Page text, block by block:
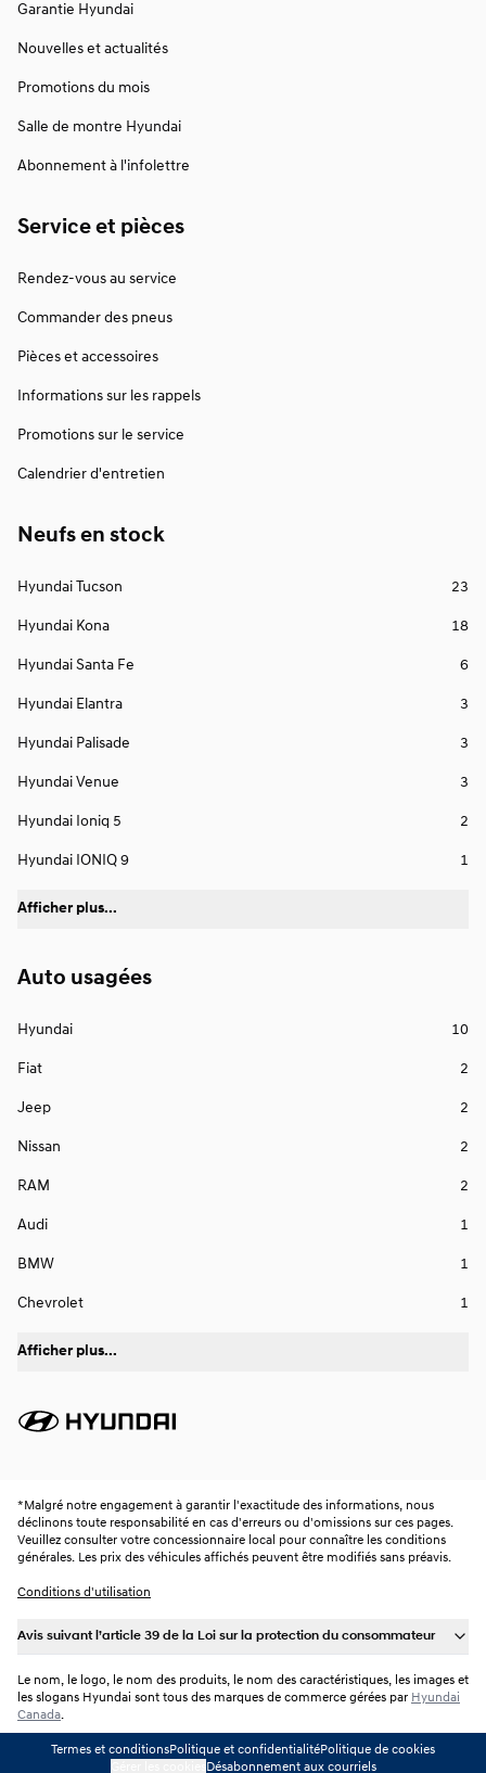
Garantie Hyundai
Nouvelles et actualités
Promotions du mois
Salle de montre Hyundai
Abonnement à l'infolettre
Service et pièces
Rendez-vous au service
Commander des pneus
Pièces et accessoires
Informations sur les rappels
Promotions sur le service
Calendrier d'entretien
Neufs en stock
Hyundai Tucson 23
Hyundai Kona 18
Hyundai Santa Fe 6
Hyundai Elantra 3
Hyundai Palisade 3
Hyundai Venue 3
Hyundai Ioniq 5 2
Hyundai IONIQ 9 1
Afficher plus...
Auto usagées
Hyundai 10
Fiat 2
Jeep 2
Nissan 2
RAM 2
Audi 1
BMW 1
Chevrolet 1
Afficher plus...
* Malgré notre engagement à garantir l'exactitude des informations, nous
déclinons toute responsabilité en cas d'erreurs ou d'omissions sur ces pages.
Veuillez consulter votre concessionnaire local pour connaître les conditions
générales. Les prix des véhicules affichés peuvent être modifiés sans préavis.
Conditions d'utilisation
Avis suivant l’article 39 de la Loi sur la protection du consommateur
Le nom, le logo, le nom des produits, le nom des caractéristiques, les images et
les slogans Hyundai sont tous des marques de commerce gérées par Hyundai
Canada.
Termes et conditionsPolitique et confidentialitéPolitique de cookies
Désabonnement aux courriels